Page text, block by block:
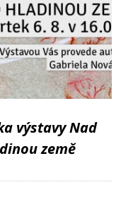
výstavy Nad
země